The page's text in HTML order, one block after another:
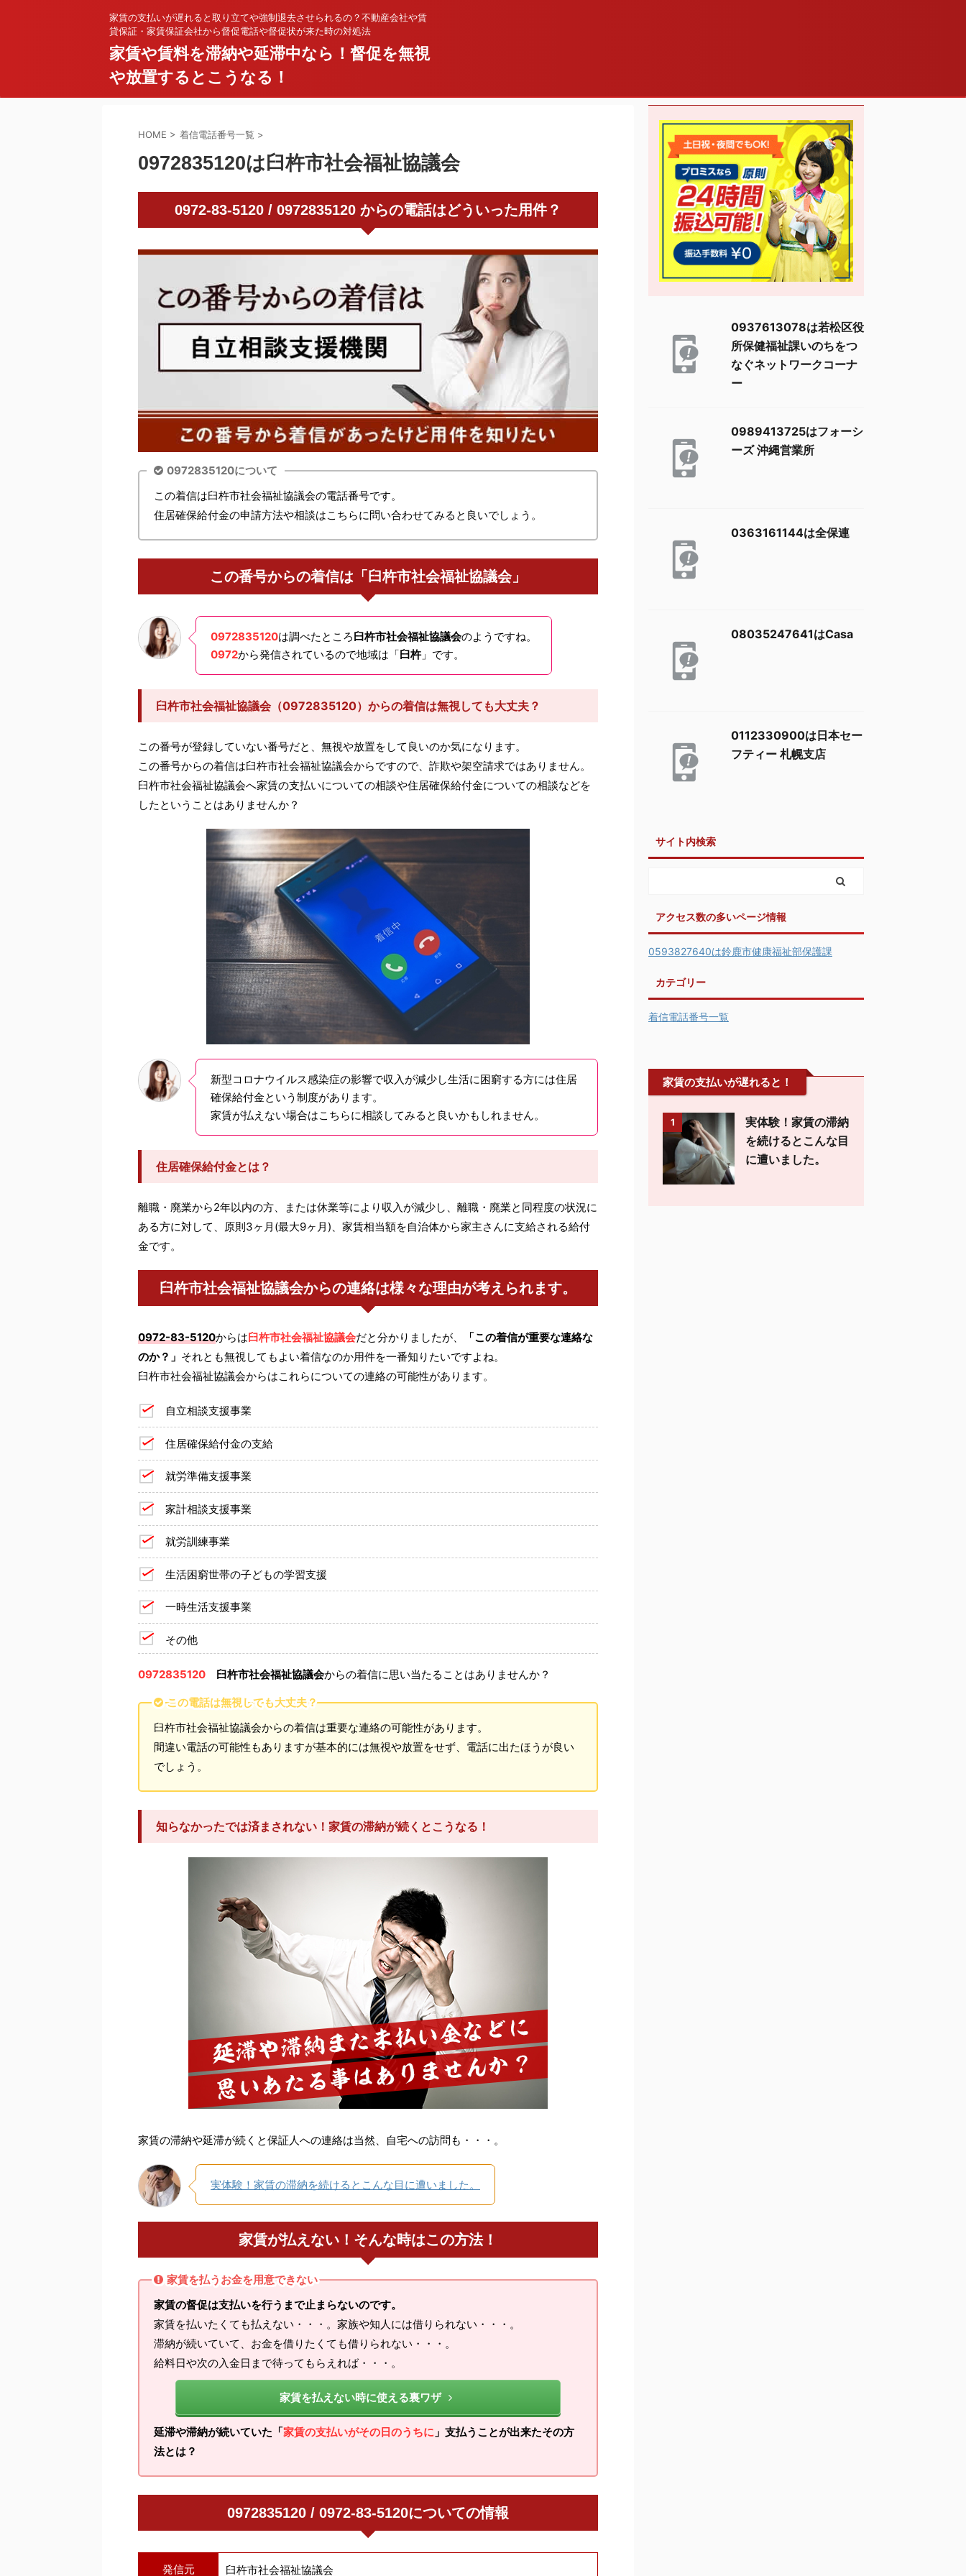
家賃の支払いが遅れると取り立てや強制退去させられるの？不動産会社や賃
貸保証・家賃保証会社から督促電話や督促状が来た時の対処法
家賃や賃料を滞納や延滞中なら！督促を無視
や放置するとこうなる！
HOME > 着信電話番号一覧 >
0972835120は臼杵市社会福祉協議会
0972-83-5120 / 0972835120 からの電話はどういった用件？
0972835120について
この着信は臼杵市社会福祉協議会の電話番号です。
住居確保給付金の申請方法や相談はこちらに問い合わせてみると良いでしょう。
この番号からの着信は「臼杵市社会福祉協議会」
0972835120は調べたところ臼杵市社会福祉協議会のようですね。
0972から発信されているので地域は「臼杵」です。
臼杵市社会福祉協議会（0972835120）からの着信は無視しても大丈夫？
この番号が登録していない番号だと、無視や放置をして良いのか気になります。
この番号からの着信は臼杵市社会福祉協議会からですので、詐欺や架空請求ではありません。
臼杵市社会福祉協議会へ家賃の支払いについての相談や住居確保給付金についての相談などを
したということはありませんか？
新型コロナウイルス感染症の影響で収入が減少し生活に困窮する方には住居
確保給付金という制度があります。
家賃が払えない場合はこちらに相談してみると良いかもしれません。
住居確保給付金とは？
離職・廃業から2年以内の方、または休業等により収入が減少し、離職・廃業と同程度の状況に
ある方に対して、原則3ヶ月(最大9ヶ月)、家賃相当額を自治体から家主さんに支給される給付
金です。
臼杵市社会福祉協議会からの連絡は様々な理由が考えられます。
0972-83-5120からは臼杵市社会福祉協議会だと分かりましたが、
「この着信が重要な連絡な
のか？」 それとも無視してもよい着信なのか用件を一番知りたいですよね。
臼杵市社会福祉協議会からはこれらについての連絡の可能性があります。
自立相談支援事業
住居確保給付金の支給
就労準備支援事業
家計相談支援事業
就労訓練事業
生活困窮世帯の子どもの学習支援
一時生活支援事業
その他
0972835120 臼杵市社会福祉協議会からの着信に思い当たることはありませんか？
この電話は無視しても大丈夫？
臼杵市社会福祉協議会からの着信は重要な連絡の可能性があります。
間違い電話の可能性もありますが基本的には無視や放置をせず、電話に出たほうが良い
でしょう。
知らなかったでは済まされない！家賃の滞納が続くとこうなる！
家賃の滞納や延滞が続くと保証人への連絡は当然、自宅への訪問も・・・。
実体験！家賃の滞納を続けるとこんな目に遭いました。
家賃が払えない！そんな時はこの方法！
家賃を払うお金を用意できない
家賃の督促は支払いを行うまで止まらないのです。
家賃を払いたくても払えない・・・。家族や知人には借りられない・・・。
滞納が続いていて、お金を借りたくても借りられない・・・。
給料日や次の入金日まで待ってもらえれば・・・。
家賃を払えない時に使える裏ワザ
延滞や滞納が続いていた「家賃の支払いがその日のうちに 」支払うことが出来たその方
法とは？
0972835120 / 0972-83-5120についての情報
発信元 臼杵市社会福祉協議会
0937613078は若松区役
所保健福祉課いのちをつ
なぐネットワークコーナ
ー
0989413725はフォーシ
ーズ 沖縄営業所
0363161144は全保連
08035247641はCasa
0112330900は日本セー
フティー 札幌支店
サイト内検索
アクセス数の多いページ情報
0593827640は鈴鹿市健康福祉部保護課
カテゴリー
着信電話番号一覧
家賃の支払いが遅れると！
1
実体験！家賃の滞納
を続けるとこんな目
に遭いました。